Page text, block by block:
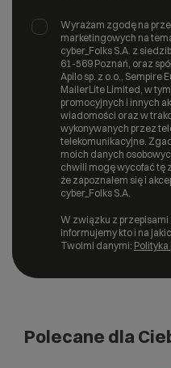
Wyrażam zgodę na
marketingowych na
cyber_Folks S.A. z
61-569 Poznań, oraz
Apilo sp. z o.o., Sempire
MailerLite Limited, w
promocyjnych i innych
wiadomości oraz w
wykonywanych przez
telekomunikacyjne.
moich danych
chwili mogę wycofać tę
że zapoznałem się i
cyber_Folks S.A.
W związku z
informujemy kto i na
Twoimi danymi:
Polecane dla